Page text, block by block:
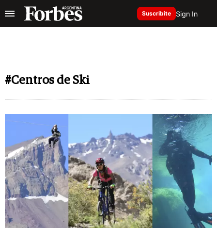
Suscribite Sign In
#Centros de Ski